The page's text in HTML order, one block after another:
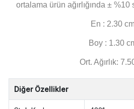
ortalama ürün ağırlığında ±
En : 2.30
Boy : 1.30
Ort. Ağırlık:
Diğer Özellikler